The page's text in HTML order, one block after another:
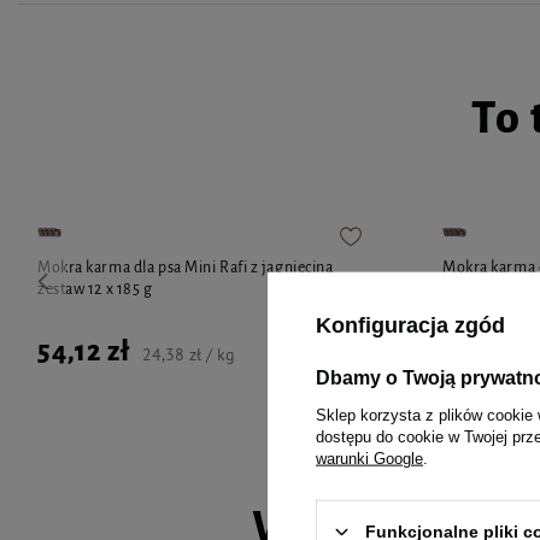
To
Mokra karma dla psa Mini Rafi z jagnięciną
zestaw 12 x 185 g
54,12 zł 24,38 zł / kg
Mokra karma
Wybrane
Konfiguracja zgód
Dbamy o Twoją
Sklep korzysta z plików cookie
dostępu do cookie w Twojej
warunki Google
Funkcjonalne pliki